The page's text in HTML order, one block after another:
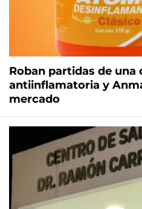
Roban partidas de una
antiinflamatoria y
mercado